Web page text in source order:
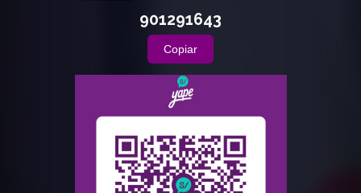
901291643
Copiar